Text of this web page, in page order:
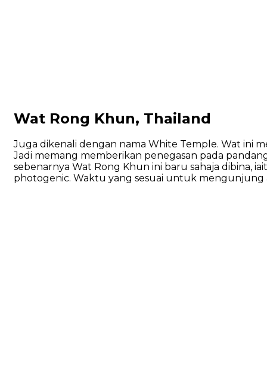
Wat Rong Khun, Thailand
Juga dikenali dengan nama White Temple. Wat ini
Jadi memang memberikan penegasan pada
sebenarnya Wat Rong Khun ini baru sahaja dibina,
photogenic. Waktu yang sesuai untuk mengunjung